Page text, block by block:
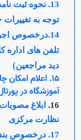
Open
13. نحوه ثبت
توجه به
14.
تلفن های
دید مراجعین)
15. اعلام
آموزشگاه در
16.
ابلاغ
نظارت مرکزی